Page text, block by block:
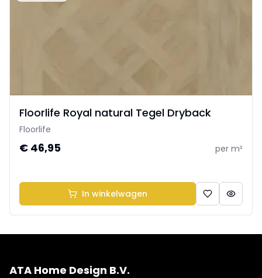
Floorlife Royal natural Tegel Dryback
Floorlife
€ 46,95 per m²
In winkelwagen
ATA Home Design B.V.